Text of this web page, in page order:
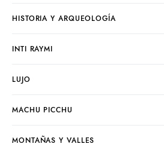
HISTORIA Y ARQUEOLOGÍA
INTI RAYMI
LUJO
MACHU PICCHU
MONTAÑAS Y VALLES